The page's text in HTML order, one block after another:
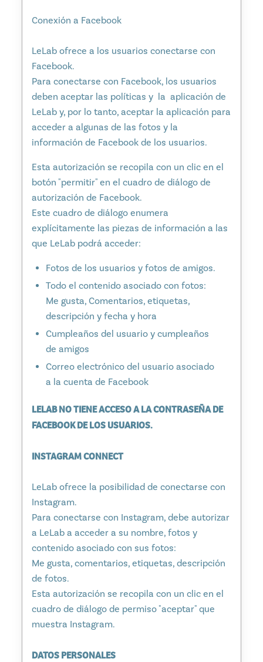
Conexión a Facebook
LeLab ofrece a los usuarios conectarse con
Facebook.
Para conectarse con Facebook, los usuarios
deben aceptar las políticas y la aplicación de
LeLab y, por lo tanto, aceptar la aplicación para
acceder a algunas de las fotos y la
información de Facebook de los usuarios.
Esta autorización se recopila con un clic en el
botón "permitir" en el cuadro de diálogo de
autorización de Facebook.
Este cuadro de diálogo enumera
explícitamente las piezas de información a las
que LeLab podrá acceder:
Fotos de los usuarios y fotos de amigos.
Todo el contenido asociado con fotos:
Me gusta, Comentarios, etiquetas,
descripción y fecha y hora
Cumpleaños del usuario y cumpleaños
de amigos
Correo electrónico del usuario asociado
a la cuenta de Facebook
LELAB NO TIENE ACCESO A LA CONTRASEÑA DE
FACEBOOK DE LOS USUARIOS.
INSTAGRAM CONNECT
LeLab ofrece la posibilidad de conectarse con
Instagram.
Para conectarse con Instagram, debe autorizar
a LeLab a acceder a su nombre, fotos y
contenido asociado con sus fotos:
Me gusta, comentarios, etiquetas, descripción
de fotos.
Esta autorización se recopila con un clic en el
cuadro de diálogo de permiso "aceptar" que
muestra Instagram.
DATOS PERSONALES